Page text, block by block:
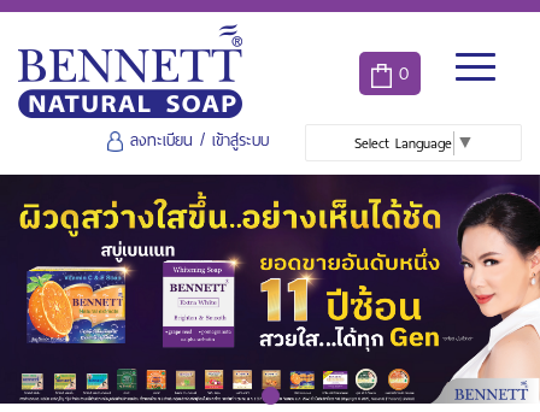
0
ลงทะเบียน / เข้าสู่ระบบ Select Language ▼